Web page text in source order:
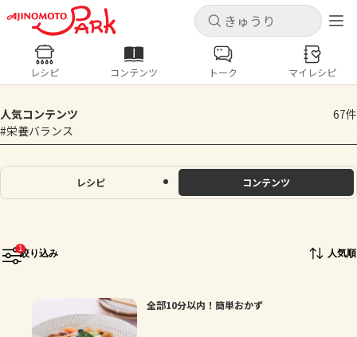
キャンセル
ログインするとレシピを保存できます
ホーム
トーク
キャンセル
レシピ コンテンツ
人気の食材・レシピ
きゅうり
とうもろこし
レシピ コンテンツ トーク マイレシピ
人気コンテンツ
67件
#栄養バランス
レシピ コンテンツ
1絞り込み 人気順
全部10分以内！簡単おかず